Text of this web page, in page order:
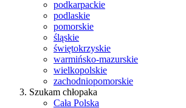
podkarpackie
podlaskie
pomorskie
śląskie
świętokrzyskie
warmińsko-mazurskie
wielkopolskie
zachodniopomorskie
Szukam chłopaka
Cała Polska